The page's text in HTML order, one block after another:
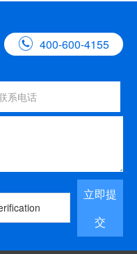
 400-600-4155
立即提
交